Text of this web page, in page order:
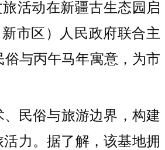
活动在新疆古生态园启
市区）人民政府联合主
与丙午马年寓意，为市
民俗与旅游边界，构建
力。据了解，该基地拥